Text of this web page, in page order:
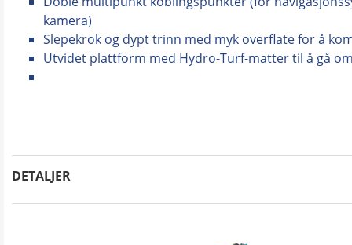
kamera)
Slepekrok og dypt trinn med myk overflate for å
Utvidet plattform med Hydro-Turf-matter til å gå
DETALJER